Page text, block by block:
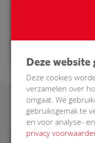
Doneer voor
Deze
Deze cookies
verzamelen over
omgaat. We
gebruiksgemak te
en voor analyse-
privacy